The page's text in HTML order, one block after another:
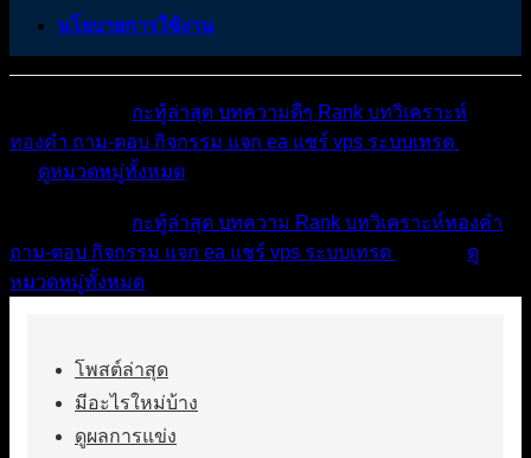
นโยบายการใช้งาน
กะทู้ล่าสุด บทความดีๆ Rank บทวิเคราะห์
ทองคำ ถาม-ตอบ กิจกรรม แจก ea แชร์ vps ระบบเทรด
ดูหมวดหมู่ทั้งหมด
กะทู้ล่าสุด บทความ Rank บทวิเคราะห์ทองคำ
ถาม-ตอบ กิจกรรม แจก ea แชร์ vps ระบบเทรด
ดู
หมวดหมู่ทั้งหมด
โพสต์ล่าสุด
มีอะไรใหม่บ้าง
ดูผลการแข่ง